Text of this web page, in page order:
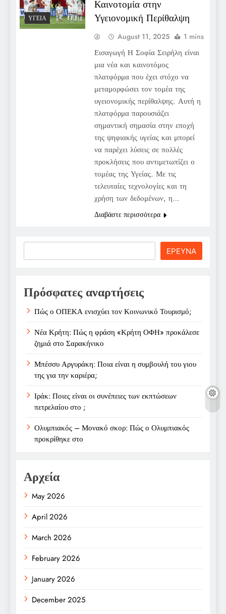
ΥΓΕΊΑ
Καινοτομία στην
Υγειονομική Περίθαλψη
August 11, 2025 1 mins
Εισαγωγή Η Σοφία Σειρήλη είναι
μια νέα και καινοτόμος
πλατφόρμα που έχει στόχο να
μεταμορφώσει τον τομέα της
υγειονομικής περίθαλψης. Αυτή η
πλατφόρμα παρουσιάζει
σημαντική σημασία στην εποχή
της ψηφιακής υγείας και μπορεί
να παρέχει λύσεις σε πολλές
προκλήσεις που αντιμετωπίζει ο
τομέας της Υγείας. Με τις
τελευταίες τεχνολογίες και τη
χρήση των δεδομένων, η…
Διαβάστε περισσότερα
ΕΡΕΥΝΑ
Πρόσφατες αναρτήσεις
Πώς ο ΟΠΕΚΑ ενισχύει τον Κοινωνικό Τουρισμό;
Νέα Κρήτη: Πώς η φράση «Κρήτη ΟΦΗ» προκάλεσε
ζημιά στο Σαρακήνικο
Μπέσσυ Αργυράκη: Ποια είναι η συμβουλή του γιου
της για την καριέρα;
Ιράκ: Ποιες είναι οι συνέπειες των εκπτώσεων
πετρελαίου στο ;
Ολυμπιακός – Μονακό σκορ: Πώς ο Ολυμπιακός
προκρίθηκε στο
Αρχεία
May 2026
April 2026
March 2026
February 2026
January 2026
December 2025